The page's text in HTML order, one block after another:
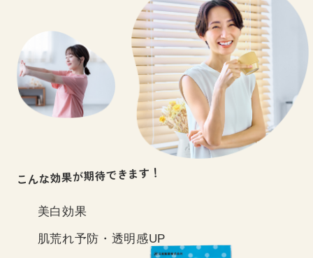
こんな効果が期待できます！
美白効果
肌荒れ予防・透明感UP